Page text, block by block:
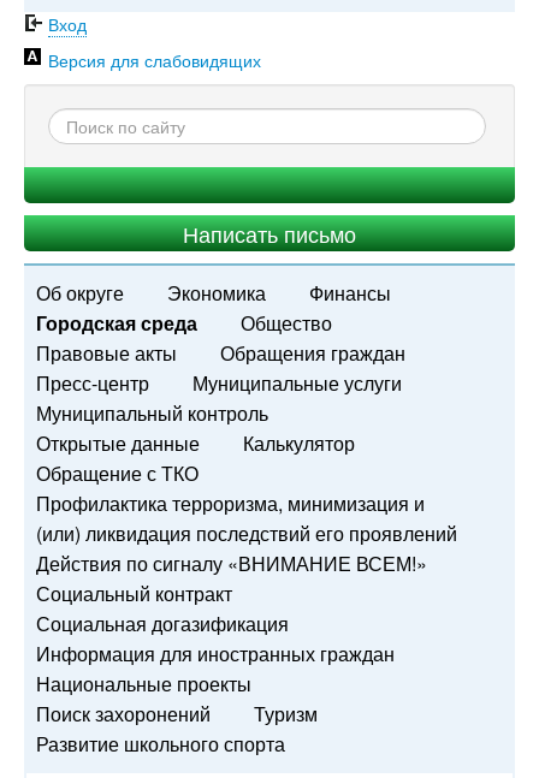
Вход
Версия для слабовидящих
Написать письмо
Об округе Экономика
Финансы
Городская среда
Общество
Правовые акты
Обращения граждан
Пресс-центр
Муниципальные услуги
Муниципальный контроль
Открытые данные
Калькулятор
Обращение с ТКО
Профилактика терроризма, минимизация и
(или) ликвидация последствий его проявлений
Действия по сигналу «ВНИМАНИЕ ВСЕМ!»
Социальный контракт
Социальная догазификация
Информация для иностранных граждан
Национальные проекты
Поиск захоронений
Туризм
Развитие школьного спорта